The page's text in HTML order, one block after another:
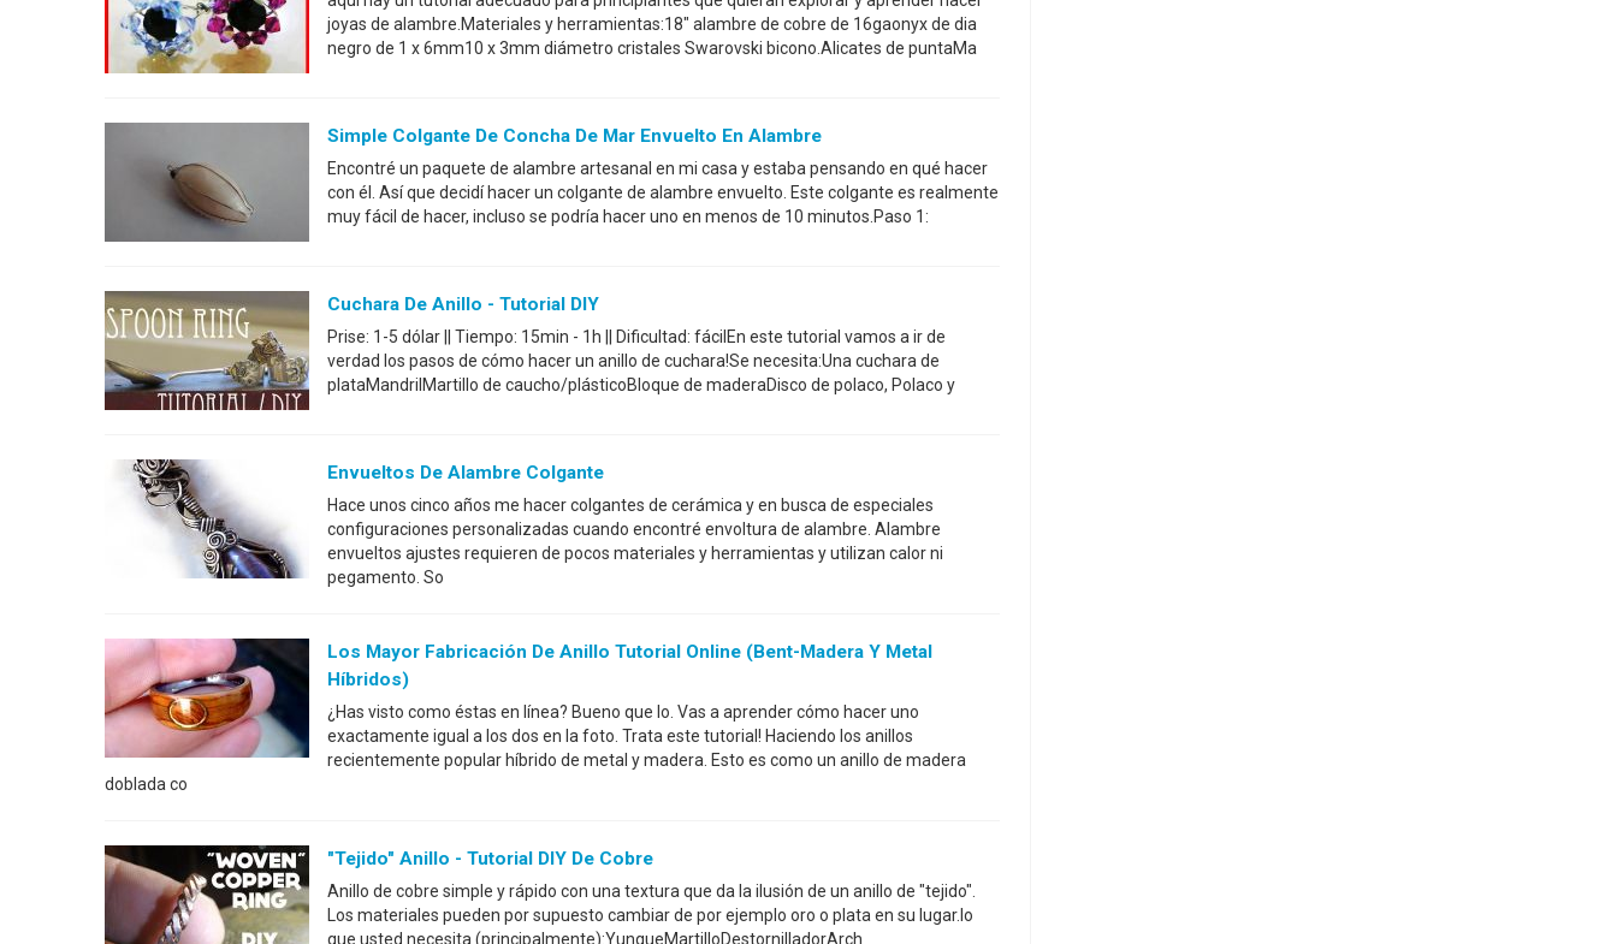
joyas de alambre.Materiales y herramientas:18" alambre de cobre de 16gaonyx de dia
negro de 1 x 6mm10 x 3mm diámetro cristales Swarovski bicono.Alicates de puntaMa
Simple Colgante De Concha De Mar Envuelto En Alambre
Encontré un paquete de alambre artesanal en mi casa y estaba pensando en qué hacer
con él. Así que decidí hacer un colgante de alambre envuelto. Este colgante es realmente
muy fácil de hacer, incluso se podría hacer uno en menos de 10 minutos.Paso 1:
Cuchara De Anillo - Tutorial DIY
Prise: 1-5 dólar || Tiempo: 15min - 1h || Dificultad: fácilEn este tutorial vamos a ir de
verdad los pasos de cómo hacer un anillo de cuchara!Se necesita:Una cuchara de
plataMandrilMartillo de caucho/plásticoBloque de maderaDisco de polaco, Polaco y
Envueltos De Alambre Colgante
Hace unos cinco años me hacer colgantes de cerámica y en busca de especiales
configuraciones personalizadas cuando encontré envoltura de alambre. Alambre
envueltos ajustes requieren de pocos materiales y herramientas y utilizan calor ni
pegamento. So
Los Mayor Fabricación De Anillo Tutorial Online (Bent-Madera Y Metal
Híbridos)
¿Has visto como éstas en línea? Bueno que lo. Vas a aprender cómo hacer uno
exactamente igual a los dos en la foto. Trata este tutorial! Haciendo los anillos
recientemente popular híbrido de metal y madera. Esto es como un anillo de madera
doblada co
"Tejido" Anillo - Tutorial DIY De Cobre
Anillo de cobre simple y rápido con una textura que da la ilusión de un anillo de "tejido".
Los materiales pueden por supuesto cambiar de por ejemplo oro o plata en su lugar.lo
que usted necesita (principalmente):YunqueMartilloDestornilladorArch